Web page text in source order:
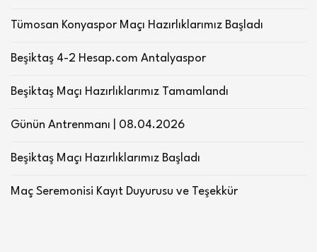
Tümosan Konyaspor Maçı Hazırlıklarımız Başladı
Beşiktaş 4-2 Hesap.com Antalyaspor
Beşiktaş Maçı Hazırlıklarımız Tamamlandı
Günün Antrenmanı | 08.04.2026
Beşiktaş Maçı Hazırlıklarımız Başladı
Maç Seremonisi Kayıt Duyurusu ve Teşekkür